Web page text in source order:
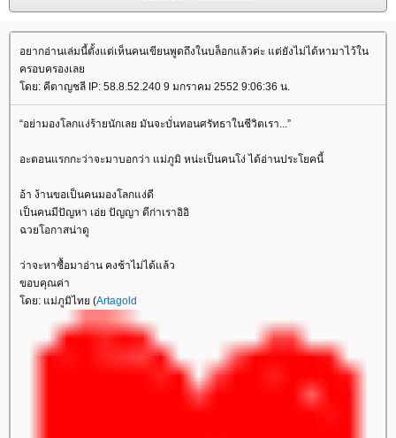
อยากอ่านเล่มนี้ตั้งแต่เห็นคนเขียนพูดถึงในบล็อกแล้วค่ะ แต่ยังไม่ได้หามาไว้ใน
ครอบครองเล
ดย: คีตาญชลี IP: 58.8.52.240 9 มกราคม 2552 9:06:36 น.
“อย่ามองโลกแง่ร้ายนักเลย มันจะบั่นทอนศรัทธาในชีวิตเรา...”
อะตอนแรกกะว่าจะมาบอกว่า แม่ภูมิ หน่ะเป็นคนโง่ ได้อ่านประโยคนี้
อ้า ง้านขอเป็นคนมองโลกแง่ดี
เป็นคนมีปัญหา เอ่ย ปัญญา ดีก่าเราอิอิ
ฉวยโอกาสน่าดู
ว่าจะหาซื้อมาอ่าน คงช้าไม่ได้แล้ว
ขอบคุณค่า
ดย: แม่ภูมิไทย (Artagold